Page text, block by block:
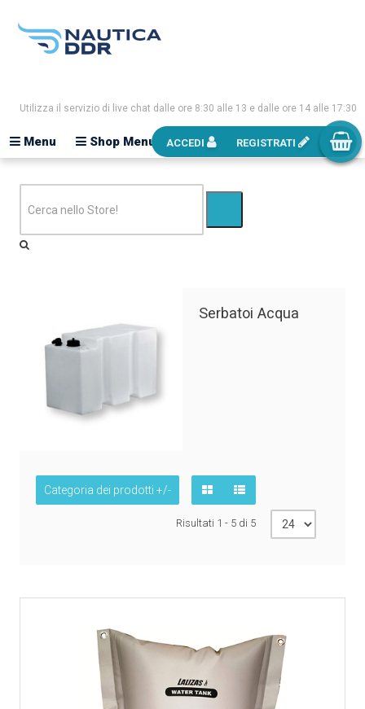
Utilizza il servizio di live chat dalle ore 8:30 alle 13 e dalle ore 14 alle 17:30
Shop Menu
Menu ACCEDI REGISTRATI
Serbatoi Acqua
Categoria dei prodotti +/-
Risultati 1 - 5 di 5